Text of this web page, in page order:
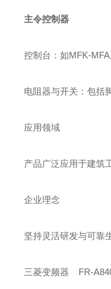
主令控制器
控制台‌：如MFK-
电阻器与开关‌：包括
应用领域
产品广泛应用于建筑
企业理念
坚持灵活研发与可靠
三菱变频器 FR-